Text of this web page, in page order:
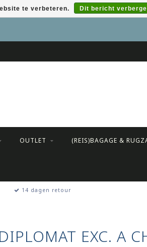
OUTLET (REIS)BAGAGE &
14 dagen retour
EXC. A
te verbeteren. Dit bericht